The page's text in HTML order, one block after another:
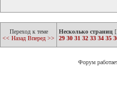
Переход к теме
<< Назад Вперед >>
Несколько страниц [
29 30 31 32 33 34 35
Форум